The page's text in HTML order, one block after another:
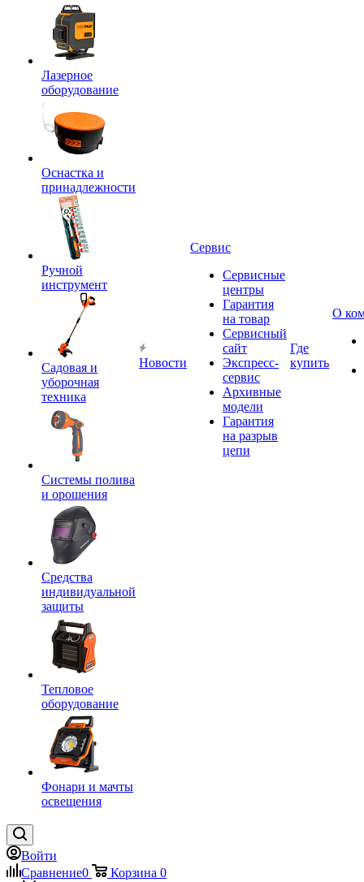
Лазерное
оборудование
Оснастка и
принадлежности
Ручной
инструмент
Садовая и
уборочная
техника
Системы полива
и орошения
Средства
индивидуальной
защиты
Тепловое
оборудование
Фонари и мачты
освещения
Новости
Сервис
Сервисные
центры
Гарантия
на товар
Сервисный
сайт
Экспресс-
сервис
Архивные
модели
Гарантия
на разрыв
цепи
Где
купить
О
Войти
Сравнение0 Корзина 0